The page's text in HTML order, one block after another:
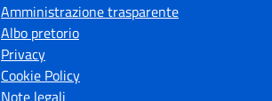
Amministrazione trasparente
Albo pretorio
Privacy
Cookie Policy
Note legali